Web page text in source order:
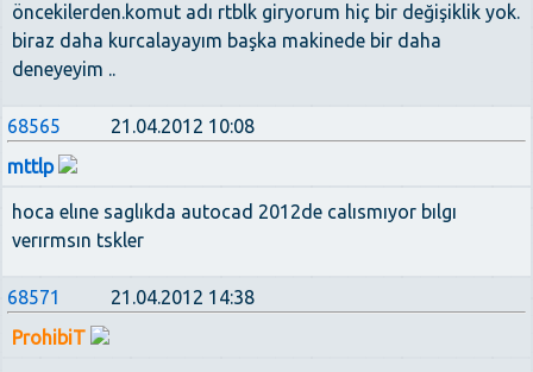
öncekilerden.komut adı rtblk giryorum hiç bir değişiklik yok.
biraz daha kurcalayayım başka makinede bir daha
deneyeyim ..
68565
21.04.2012 10:08
mttlp
hoca elıne saglıkda autocad 2012de calısmıyor bılgı
verırmsın tskler
68571
21.04.2012 14:38
ProhibiT